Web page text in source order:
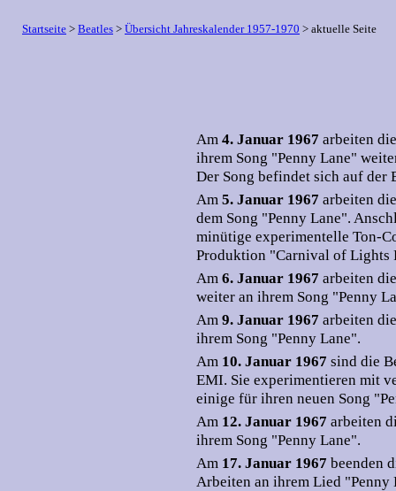
Startseite > Beatles > Übersicht Jahreskalender 1957-1970 > aktuelle Seite
Am 4. Januar 1967 arbeiten
ihrem Song "Penny Lane"
Der Song befindet sich auf der
Am 5. Januar 1967 arbeiten
dem Song "Penny Lane".
minütige experimentelle Ton-
Produktion "Carnival of Lights
Am 6. Januar 1967 arbeiten
weiter an ihrem Song "Penny
Am 9. Januar 1967 arbeiten
ihrem Song "Penny Lane".
Am 10. Januar 1967 sind die
EMI. Sie experimentieren mit
einige für ihren neuen Song
Am 12. Januar 1967 arbeiten
ihrem Song "Penny Lane".
Am 17. Januar 1967 beenden
Arbeiten an ihrem Lied "Penny